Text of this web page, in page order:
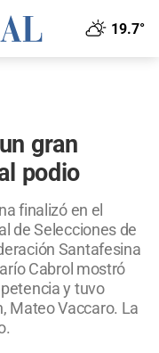
19.7°
gran
podio
finalizó en el
de Selecciones de
Santafesina
Cabrol mostró
y tuvo
Mateo Vaccaro. La